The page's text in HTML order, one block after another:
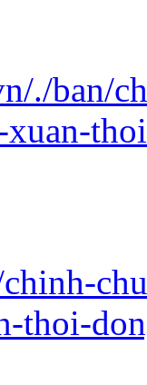
./ban/
thoi-